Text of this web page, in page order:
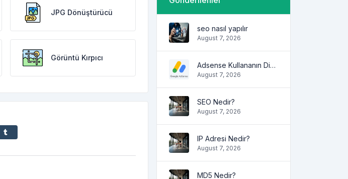
JPG Dönüştürücü
Görüntü Kırpıcı
seo nasıl yapılır
August 7, 2026
Adsense Kullananın Diğer Sitelerini Bulma
August 7, 2026
SEO Nedir?
August 7, 2026
IP Adresi Nedir?
August 7, 2026
MD5 Nedir?